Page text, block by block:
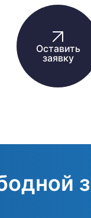
Оставить
заявку